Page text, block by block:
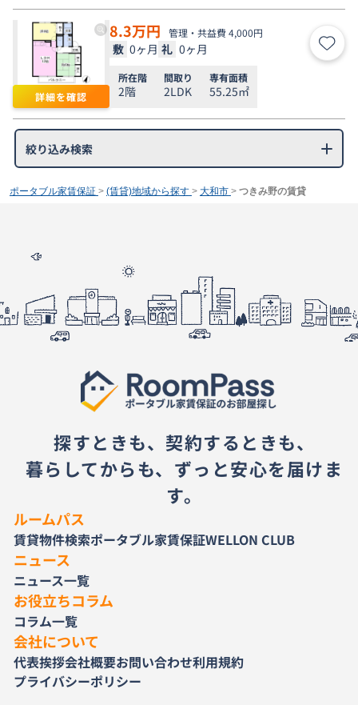
詳細を確認
8.3万円 管理・共益費 4,000円
敷 0ヶ月 礼 0ヶ月 お気
所在階
2階
間取り
2LDK
専有面積
55.25㎡
絞り込み検索
ポータブル家賃保証 > (賃貸)地域から探す > 大和市 > つきみ野の賃貸
探すときも、契約するときも、
暮らしてからも、ずっと安心を届けま
す。
ルームパス
賃貸物件検索ポータブル家賃保証WELLON CLUB
ニュース
ニュース一覧
お役立ちコラム
コラム一覧
会社について
代表挨拶会社概要お問い合わせ利用規約
プライバシーポリシー